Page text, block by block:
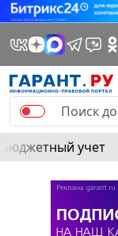
Бюджетный учет